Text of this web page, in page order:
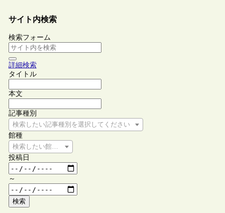
サイト内検索
検索フォーム
詳細検索
タイトル
本文
記事種別
検索したい記事種別を選択してください
館種
検索したい館種を選択してください
投稿日
～
検索